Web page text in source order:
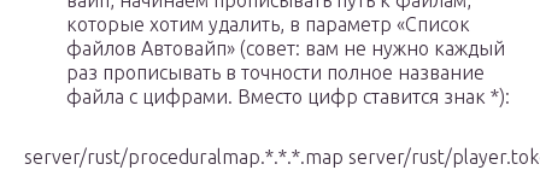
которые хотим удалить, в параметр «Список
файлов Автовайп» (совет: вам не нужно каждый
раз прописывать в точности полное название
файла с цифрами. Вместо цифр ставится знак *):
server/rust/proceduralmap.*.*.*.map server/rust/